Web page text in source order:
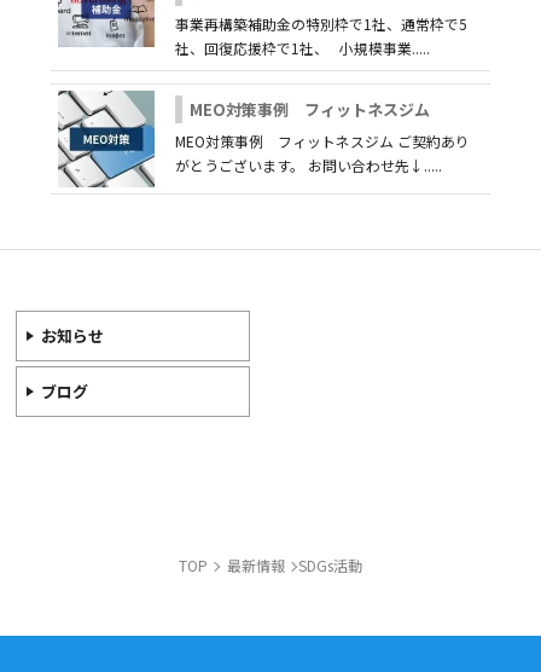
事業再構築補助金の特別枠で1社、通常枠で5
社、回復応援枠で1社、 小規模事業.....
MEO対策事例 フィットネスジム
MEO対策事例 フィットネスジム ご契約あり
がとうございます。 お問い合わせ先↓.....
お知らせ
ブログ
TOP 最新情報 SDGs活動